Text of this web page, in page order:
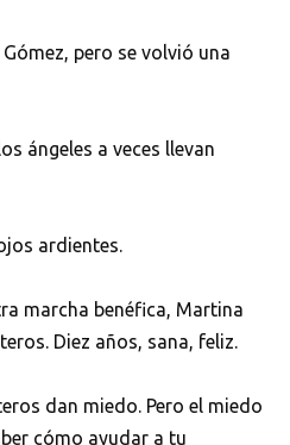
pero se volvió una
ángeles a veces llevan
ardientes.
marcha benéfica, Martina
Diez años, sana, feliz.
dan miedo. Pero el miedo
cómo ayudar a tu